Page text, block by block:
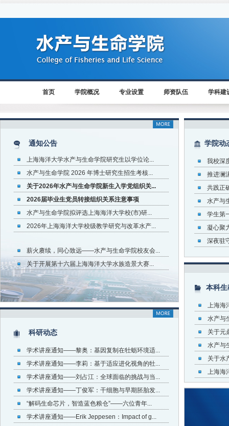
首页 学院概况 专业设置 师资队伍 学科建
通知公告
关于开展第十六届上海海洋大学水族造景大赛...
上海海洋大学水产与生命学院研究生以学位论...
水产与生命学院 2026 年博士研究生招生考核...
关于2026年水产与生命学院新生入学党组织关...
2026届毕业生党员转接组织关系注意事项
水产与生命学院拟评选上海海洋大学校(市)研...
2026年上海海洋大学校级教学研究与改革水产...
薪火赓续，同心致远——水产与生命学院校友会...
关于开展第十六届上海海洋大学水族造景大赛...
上海海洋大学水产与生命学院研究生以学位论...
水产与生命学院 2026 年博士研究生招生考核...
关于2026年水产与生命学院新生入学党组织关...
2026届毕业生党员转接组织关系注意事项
水产与生命学院拟评选上海海洋大学校(市)研...
科研动态
学术讲座通知——黎奥：基因复制在牡蛎环境适...
学术讲座通知——李莉：基于适应进化视角的牡...
学术讲座通知——刘占江：全球面临的挑战与当...
学术讲座通知——丁俊军：干细胞与早期胚胎发...
“解码生命芯片，智造蓝色粮仓”——六位青年...
学术讲座通知——Erik Jeppesen：Impact of g...
学院动
我校深
推进澜
共践正
水产与
学生第
凝心聚
深夜驻
本科生
上海海
水产与
关于元
水产与
关于水
上海海